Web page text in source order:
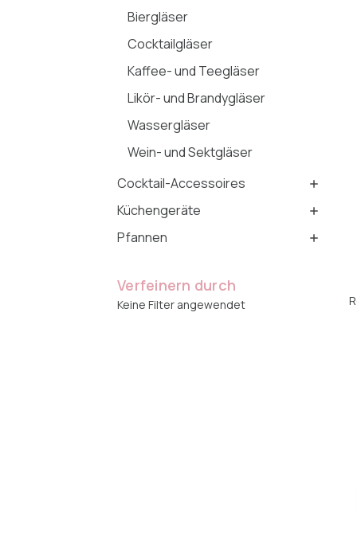
Biergläser
Cocktailgläser
Kaffee- und Teegläser
Likör- und Brandygläser
Wassergläser
Wein- und Sektgläser
Cocktail-Accessoires
Küchengeräte
Pfannen
Verfeinern durch
Keine Filter angewendet